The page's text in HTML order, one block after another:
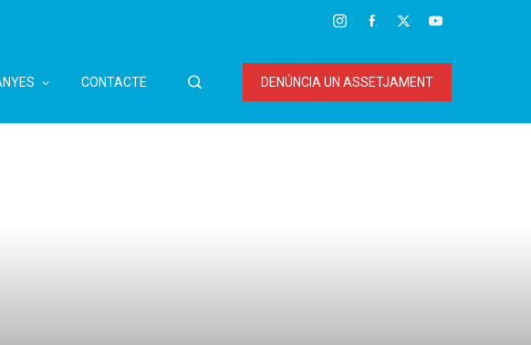
CONTACTE DENÚNCIA UN ASSETJAMENT